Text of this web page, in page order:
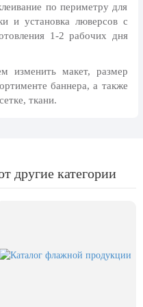
по периметру для
и установка люверсов с
1-2 рабочих дня
изменить макет, размер
баннера, а также
ткани.
другие категории